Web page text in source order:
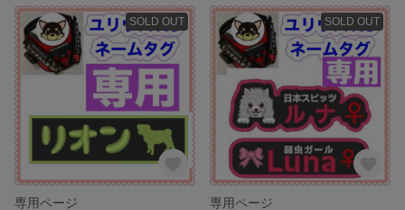
SOLD OUT
専用ページ
SOLD OUT
専用ページ